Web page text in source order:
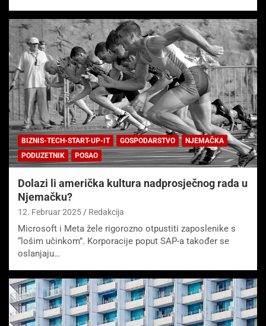
BIZNIS-TECH-START-UP-IT GOSPODARSTVO
NJEMAČKA
PODUZETNIK
POSAO
Dolazi li američka kultura nadprosječnog rada u
Njemačku?
12. Februar 2025 Redakcija
Microsoft i Meta žele rigorozno otpustiti zaposlenike s
“lošim učinkom”. Korporacije poput SAP-a također se
oslanjaju…